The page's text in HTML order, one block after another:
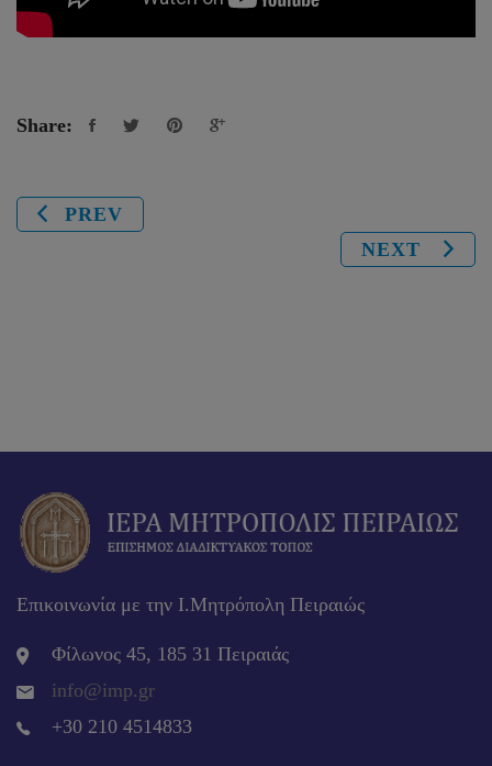
Share:
PREV
NEXT
Επικοινωνία με την Ι.Μητρόπολη Πειραιώς
Φίλωνος 45, 185 31 Πειραιάς
info@imp.gr
+30 210 4514833